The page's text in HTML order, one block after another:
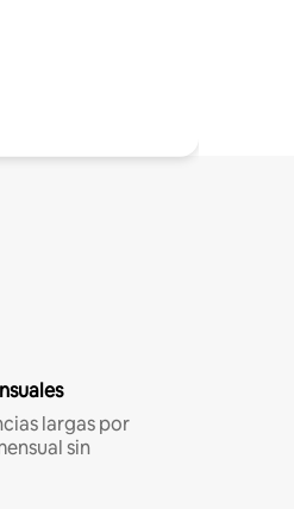
largas por
sin